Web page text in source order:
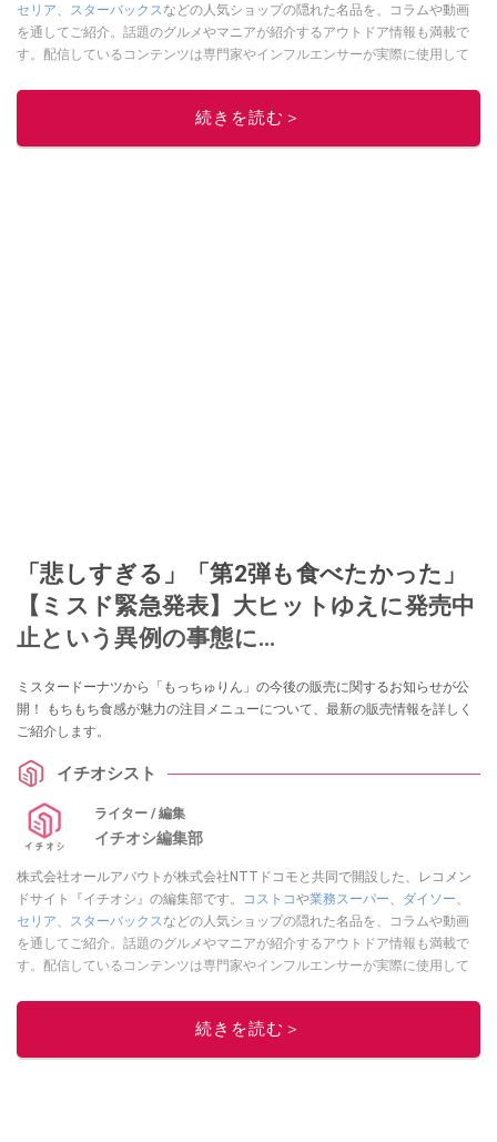
セリア、 スターバックスなどの人気ショップの隠れた名品を、コラムや動画
を通してご紹介。話題のグルメやマニアが紹介するアウトドア情報も満載で
す。配信しているコンテンツは専門家やインフルエンサーが実際に使用して
ニュースでフォロー
続きを読む＞
「悲しすぎる」「第2弾も食べたかった」
【ミスド緊急発表】大ヒットゆえに発売中
止という異例の事態に…
ミスタードーナツから「もっちゅりん」の今後の販売に関するお知らせが公
開！ もちもち食感が魅力の注目メニューについて、最新の販売情報を詳しく
ご紹介します。
イチオシスト
ライター / 編集
イチオシ編集部
株式会社オールアバウトが株式会社NTTドコモと共同で開設した、レコメン
ドサイト『イチオシ』の編集部です。
コストコや業務スーパー、 ダイソー、
セリア、 スターバックスなどの人気ショップの隠れた名品を、コラムや動画
を通してご紹介。話題のグルメやマニアが紹介するアウトドア情報も満載で
す。配信しているコンテンツは専門家やインフルエンサーが実際に使用して
ニュースでフォロー
続きを読む＞